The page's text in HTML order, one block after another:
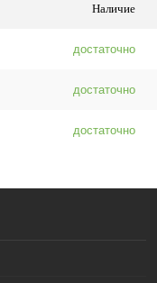
Наличие
достаточно
достаточно
достаточно